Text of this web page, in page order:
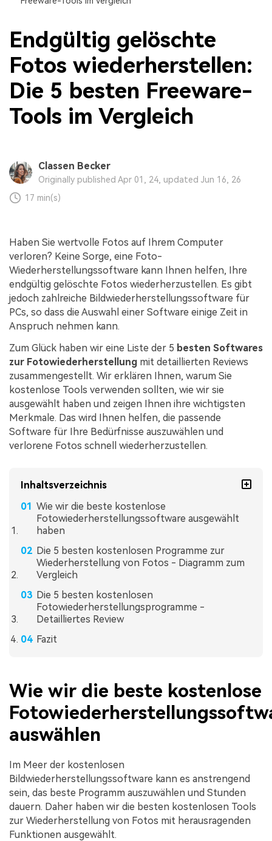
Endgültig gelöschte
Fotos wiederherstellen:
Die 5 besten Freeware-
Tools im Vergleich
Classen Becker
Originally published Apr 01, 24, updated Jun 16, 26
17 min(s)
Haben Sie wertvolle Fotos auf Ihrem Computer
verloren? Keine Sorge, eine Foto-
Wiederherstellungssoftware kann Ihnen helfen, Ihre
endgültig gelöschte Fotos wiederherzustellen. Es gibt
jedoch zahlreiche Bildwiederherstellungssoftware für
PCs, so dass die Auswahl einer Software einige Zeit in
Anspruch nehmen kann.
Zum Glück haben wir eine Liste der 5 besten Softwares
zur Fotowiederherstellung mit detaillierten Reviews
zusammengestellt. Wir erklären Ihnen, warum Sie
kostenlose Tools verwenden sollten, wie wir sie
ausgewählt haben und zeigen Ihnen ihre wichtigsten
Merkmale. Das wird Ihnen helfen, die passende
Software für Ihre Bedürfnisse auszuwählen und
verlorene Fotos schnell wiederherzustellen.
Inhaltsverzeichnis
Wie wir die beste kostenlose
Fotowiederherstellungssoftware ausgewählt
haben
Die 5 besten kostenlosen Programme zur
Wiederherstellung von Fotos - Diagramm zum
Vergleich
Die 5 besten kostenlosen
Fotowiederherstellungsprogramme -
Detailliertes Review
Fazit
Wie wir die beste kostenlose
auswählen
Im Meer der kostenlosen
Bildwiederherstellungssoftware kann es anstrengend
sein, das beste Programm auszuwählen und Stunden
dauern. Daher haben wir die besten kostenlosen Tools
zur Wiederherstellung von Fotos mit herausragenden
Funktionen ausgewählt.